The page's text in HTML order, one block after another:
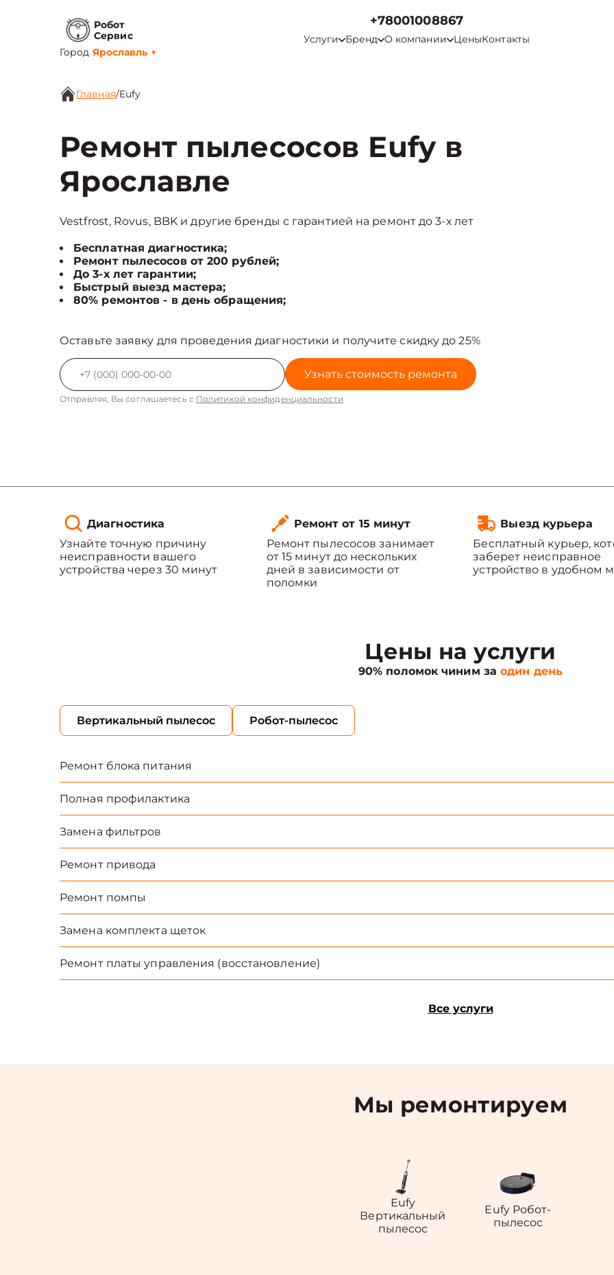
Робот
Сервис
Город Ярославль ▼
+78001008867
Услуги Бренд О компании ЦеныКонтакты
Главная/Eufy
Ремонт пылесосов Eufy в
Ярославле
Vestfrost, Rovus, BBK и другие бренды с гарантией на ремонт до 3-х лет
Бесплатная диагностика;
Ремонт пылесосов от 200 рублей;
До 3-х лет гарантии;
Быстрый выезд мастера;
80% ремонтов - в день обращения;
Оставьте заявку для проведения диагностики и получите скидку до 25%
Узнать стоимость ремонта
Отправляя, Вы соглашаетесь с Политикой конфиденциальности
Диагностика
Узнайте точную причину
неисправности вашего
устройства через 30 минут
Ремонт от 15 минут
Ремонт пылесосов занимает
от 15 минут до нескольких
дней в зависимости от
поломки
Выезд курьера
Бесплатный курьер,
заберет неисправное
устройство в удобном
Цены на услуги
90% поломок чиним заодин день
Вертикальный пылесос Робот-пылесос
Ремонт блока питания
Полная профилактика
Замена фильтров
Ремонт привода
Ремонт помпы
Замена комплекта щеток
Ремонт платы управления (восстановление)
Все услуги
Мы ремонтируем
Eufy
Вертикальный
пылесос
Eufy Робот-
пылесос